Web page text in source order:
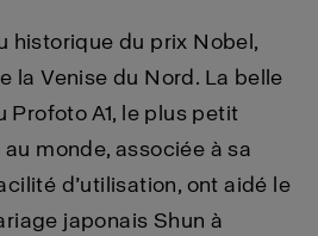
historique du prix Nobel,
la Venise du Nord. La belle
Profoto A1, le plus petit
monde, associée à sa
d’utilisation, ont aidé le
japonais Shun à